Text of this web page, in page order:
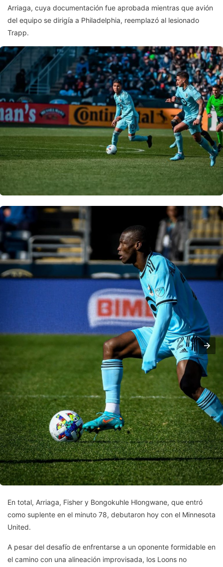
Arriaga, cuya documentación fue aprobada mientras que avión
del equipo se dirigía a Philadelphia, reemplazó al lesionado
Trapp.
En total, Arriaga, Fisher y Bongokuhle Hlongwane, que entró
como suplente en el minuto 78, debutaron hoy con el Minnesota
United.
A pesar del desafío de enfrentarse a un oponente formidable en
el camino con una alineación improvisada, los Loons no